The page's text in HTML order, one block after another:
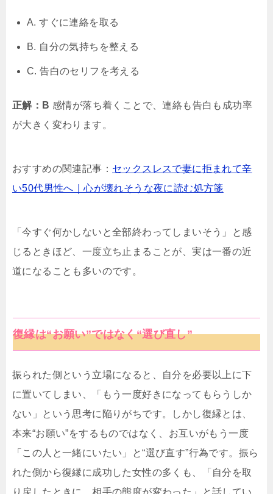
A. すぐに連絡を取る
B. 自分の気持ちを整える
C. 告白のセリフを考える
正解：B 感情が落ち着くことで、連絡も告白も成功率
が大きく変わります。
おすすめの関連記事： セックスレスで妻に拒まれて辛
い50代男性へ｜心が壊れそうな夜に読む処方箋
「今すぐ何かしないと全部終わってしまいそう」と感
じるときほど、一度立ち止まることが、実は一番の近
道になることも多いのです。
復縁は“お願い”ではなく“選び直し”
振られた側という立場になると、自分を必要以上に下
に置いてしまい、「もう一度好きになってもらうしか
ない」という思考に陥りがちです。しかし復縁とは、
本来“お願い”をするものではなく、お互いがもう一度
「この人と一緒にいたい」と“選び直す”行為です。振ら
れた側から復縁に成功した女性の多くも、「自分を取
り戻したときに、相手の態度が変わった」と話してい